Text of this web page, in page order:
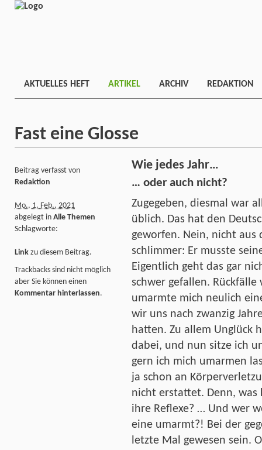
AKTUELLES HEFT ARTIKEL ARCHIV REDAKTION
Fast eine Glosse
Wie jedes Jahr…
… oder auch nicht?
Zugegeben, diesmal war
üblich. Das hat den
geworfen. Nein, nicht aus
schlimmer: Er musste
Eigentlich geht das gar
schwer gefallen.
umarmte mich neulich
wir uns nach zwanzig
hatten. Zu allem Unglück
dabei, und nun sitze ich
gern ich mich umarmen
ja schon an
nicht erstattet. Denn, was
ihre Reflexe? … Und wer
eine umarmt?! Bei der
letzte Mal gewesen sein.
Beitrag verfasst von
Redaktion
Mo., 1. Feb.. 2021
abgelegt in Alle Themen
Schlagworte:
Link zu diesem Beitrag.
Trackbacks sind nicht möglich
aber Sie können einen
Kommentar hinterlassen.